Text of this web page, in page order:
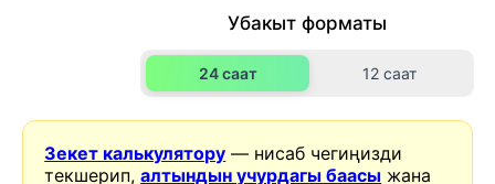
Убакыт форматы
24 саат 12 саат
Зекет калькулятору — нисаб чегиңизди
текшерип,алтындын учурдагы баасы жана